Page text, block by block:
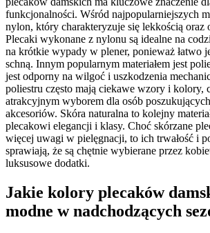
funkcjonalności. Wśród najpopularniejszych
nylon, który charakteryzuje się lekkością oraz
Plecaki wykonane z nylonu są idealne na
na krótkie wypady w plener, ponieważ łatwo
schną. Innym popularnym materiałem jest
jest odporny na wilgoć i uszkodzenia
poliestru często mają ciekawe wzory i kolory,
atrakcyjnym wyborem dla osób
akcesoriów. Skóra naturalna to kolejny
plecakowi elegancji i klasy. Choć skórzane
więcej uwagi w pielęgnacji, to ich trwałość i
sprawiają, że są chętnie wybierane przez
luksusowe dodatki.
Jakie kolory plecaków
modne w nadchodzących